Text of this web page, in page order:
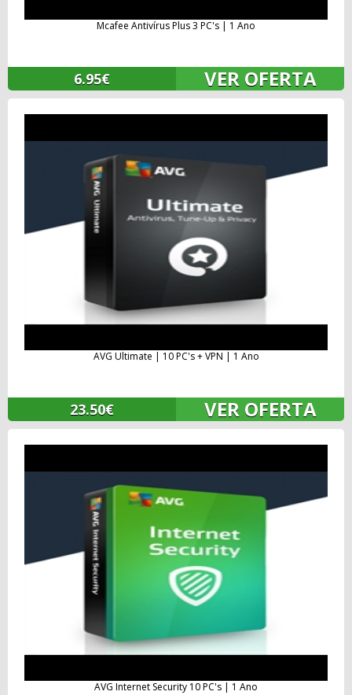
Mcafee Antivírus Plus 3 PC's | 1 Ano
6.95€ VER OFERTA
AVG Ultimate | 10 PC's + VPN | 1 Ano
23.50€ VER OFERTA
AVG Internet Security 10 PC's | 1 Ano